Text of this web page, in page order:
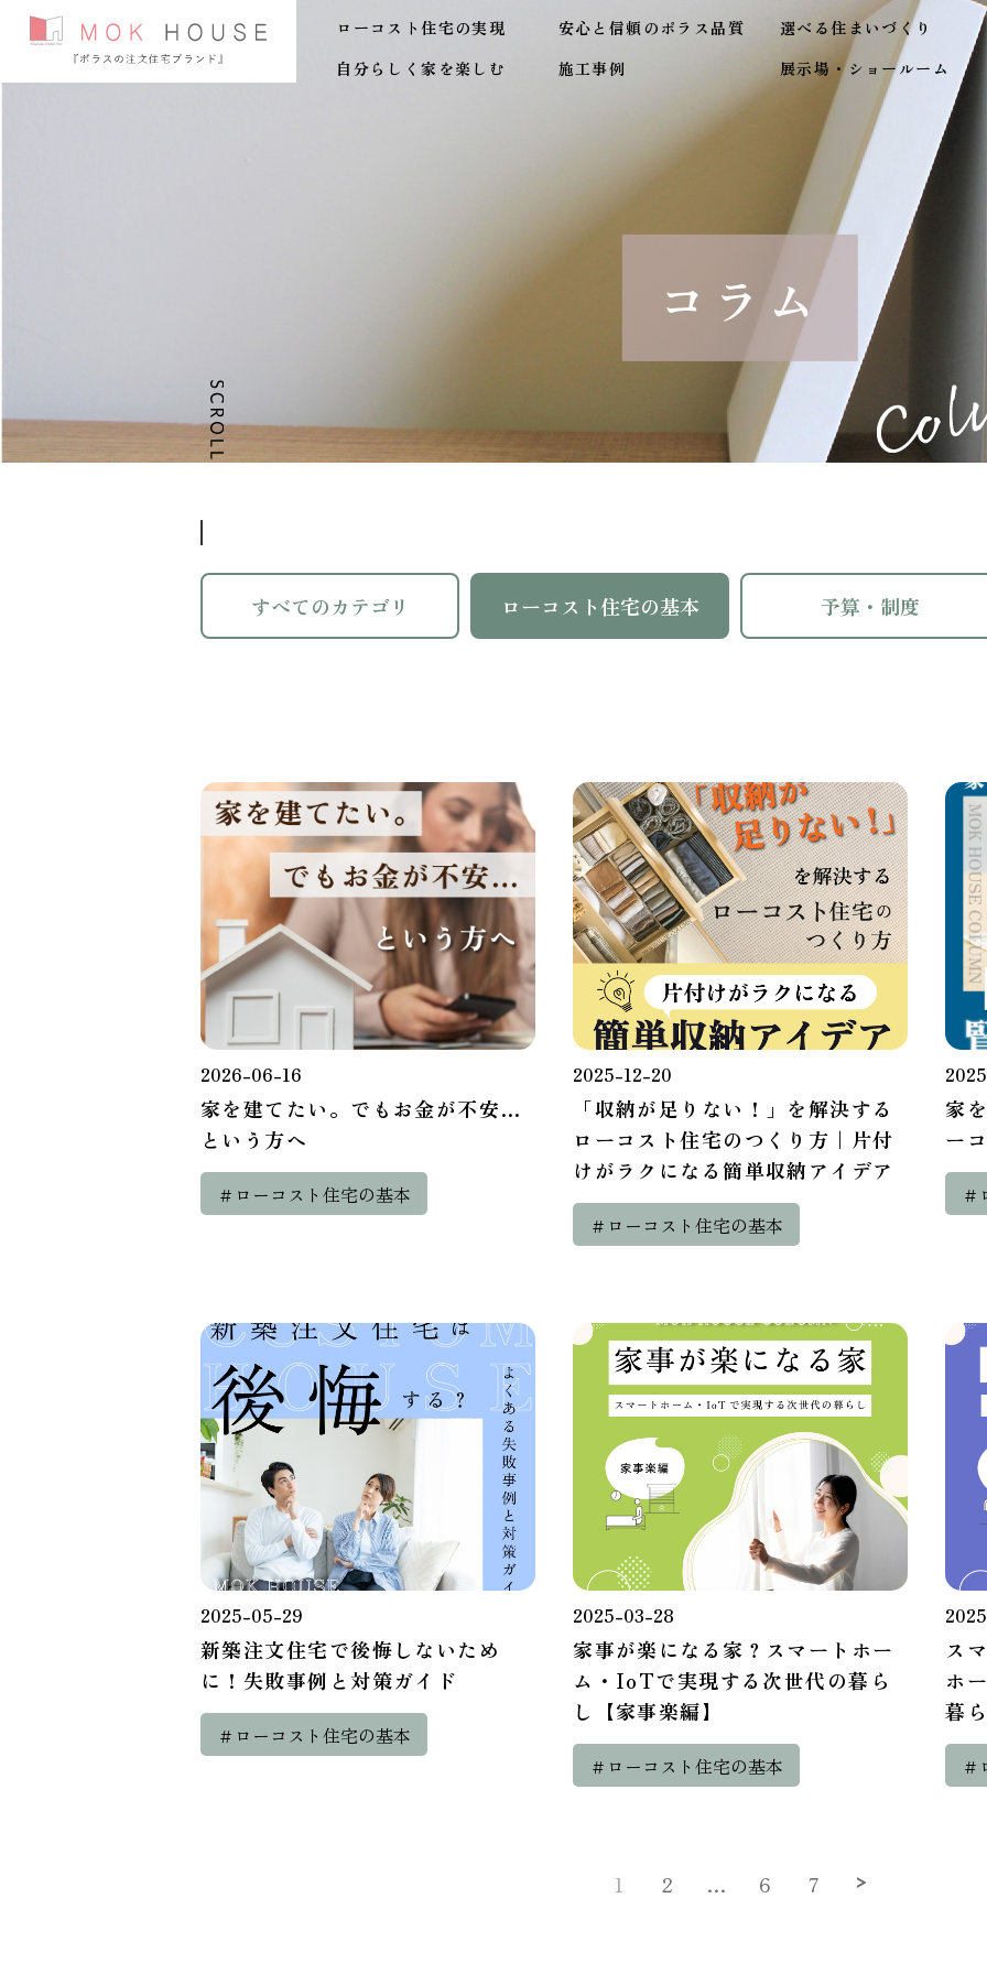
ローコスト住宅の実現 安心と信頼のポラス品質
選べる住まいづくり
自分らしく家を楽しむ
施工事例 展示場・ショールーム
コラム
すべてのカテゴリ ローコスト住宅の基本 予算・制度
2026-06-16
家を建てたい。でもお金が不安…
という方へ
＃ローコスト住宅の基本
2025-12-20
「収納が足りない！」を解決する
ローコスト住宅のつくり方｜片付
けがラクになる簡単収納アイデア
＃ローコスト住宅の基本
家
ー
＃
2025-05-29
新築注文住宅で後悔しないため
に！失敗事例と対策ガイド
＃ローコスト住宅の基本
2025-03-28
家事が楽になる家？スマートホー
ム・IoTで実現する次世代の暮ら
し【家事楽編】
＃ローコスト住宅の基本
ス
ホ
暮
＃
1 2 … 6 7